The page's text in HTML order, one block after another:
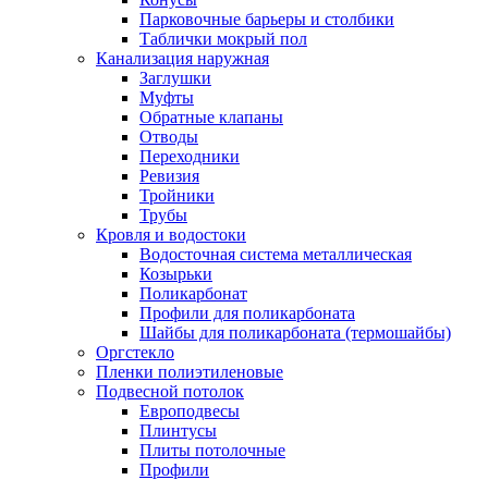
Парковочные барьеры и столбики
Таблички мокрый пол
Канализация наружная
Заглушки
Муфты
Обратные клапаны
Отводы
Переходники
Ревизия
Тройники
Трубы
Кровля и водостоки
Водосточная система металлическая
Козырьки
Поликарбонат
Профили для поликарбоната
Шайбы для поликарбоната (термошайбы)
Оргстекло
Пленки полиэтиленовые
Подвесной потолок
Европодвесы
Плинтусы
Плиты потолочные
Профили